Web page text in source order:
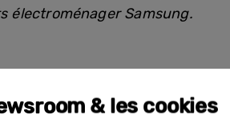
électroménager Samsung.
et de design. La technologie
avec des paramètres de
gustatives et entrez dans la
& les cookies